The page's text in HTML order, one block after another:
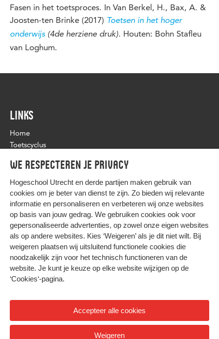
We respecteren je privacy
Hogeschool Utrecht en derde partijen maken gebruik van
cookies om je beter van dienst te zijn. Zo bieden wij relevante
informatie en personaliseren en verbeteren wij onze websites
op basis van jouw gedrag. We gebruiken cookies ook voor
gepersonaliseerde advertenties, op zowel onze eigen websites
als op andere websites. Kies ‘Weigeren’ als je dit niet wilt. Bij
weigeren plaatsen wij uitsluitend functionele cookies die
noodzakelijk zijn voor het technisch functioneren van de
website. Je kunt je keuze op elke website wijzigen op de
‘Cookies‘-pagina.
Accepteer alle cookies
Weigeren
Fasen in het toetsproces. In Van Berkel, H., Bax, A. &
Joosten-ten Brinke (2017) Toetsen in het hoger
onderwijs (4de herziene druk). Houten: Bohn Stafleu
van Loghum.
LINKS
Home
Toetscyclus
Flexibele toetsing
Nieuws
HIER KOMT ALLES SAMEN
Privacy
Cookies